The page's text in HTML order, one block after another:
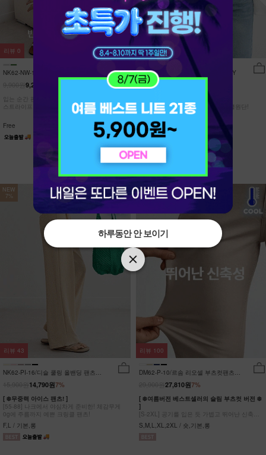
NK62-NW-11/유포니 반팔+반바지 홈웨
9,210원
입는 순간 편안함이 달라지는 캡내장
스트라이프 홈웨어 SET
Free
리뷰 0
NK62-TS-32/일루민 뒤트임 셔츠_DY
21,900원
[ 답답한ZERO! 시스루 원단! ]
[55-99] 은은하게 반짝이는 고급링클원단!
자연스럽게 흐르는 핏!
Free
리뷰15
NEW
7%
NK62-PI-16/디슬 쿨링 올밴딩 팬츠
7%
14,790원
[ ❄️무중력 아이스 팬츠! ]
[55-88] 나크에서 야심차게 준비한! 체감무게
0g에 주름까지 예쁜 크링클 팬츠!
F,L / 기본,롱
리뷰 43
NEW
7%
DM62-P-10/르솜 리오셀 부츠컷팬츠
7%
27,810원
[ ❄️여름버전 베스트셀러의 슬림 부츠컷 버전 ❄️
]
[S-2XL] 공기를 입은 듯 가볍고 뛰어난 신축성
원단에 슬림함을 더한 부츠컷 팬츠!
S,M,L,XL,2XL / 숏,기본,롱
리뷰 100
하루동안 안 보이기
하루동안 안 보이기